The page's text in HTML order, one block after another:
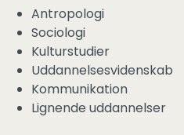
Antropologi
Sociologi
Kulturstudier
Uddannelsesvidenskab
Kommunikation
Lignende uddannelser